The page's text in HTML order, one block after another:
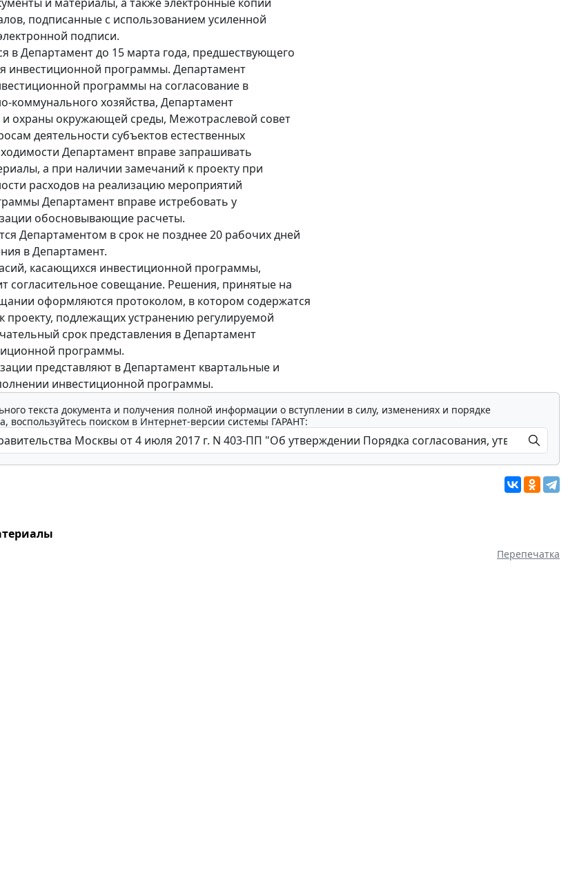
подписанные с использованием усиленной
подписи.
в Департамент до 15 марта года, предшествующего
инвестиционной программы. Департамент
программы на согласование в
коммунального хозяйства, Департамент
охраны окружающей среды, Межотраслевой совет
деятельности субъектов естественных
Департамент вправе запрашивать
а при наличии замечаний к проекту при
расходов на реализацию мероприятий
Департамент вправе истребовать у
обосновывающие расчеты.
Департаментом в срок не позднее 20 рабочих дней
в Департамент.
касающихся инвестиционной программы,
согласительное совещание. Решения, принятые на
оформляются протоколом, в котором содержатся
проекту, подлежащих устранению регулируемой
срок представления в Департамент
программы.
представляют в Департамент квартальные и
инвестиционной программы.
текста документа и получения полной информации о вступлении в силу, изменениях и порядке
воспользуйтесь поиском в Интернет-версии системы ГАРАНТ:
Перепечатка